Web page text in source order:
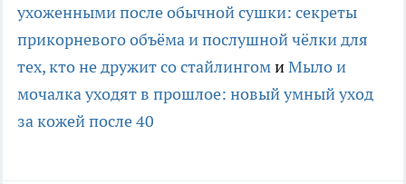
ухоженными после обычной сушки: секреты
прикорневого объёма и послушной чёлки для
тех, кто не дружит со стайлингомиМыло и
мочалка уходят в прошлое: новый умный уход
за кожей после 40